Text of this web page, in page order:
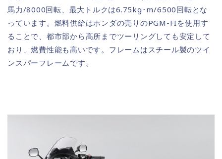
馬力/8000回転、最大トルクは6.75kg･m/6500回転とな
っています。燃料供給はホンダの売りのPGM-FIを使用す
ることで、都市部から高所までツーリングしても安定して
おり、燃費性能も高いです。フレームはスチール製のツイ
ンスパーフレームです。